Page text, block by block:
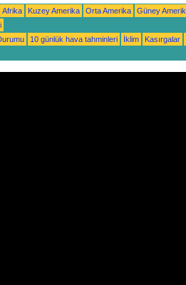
Afrika Kuzey Amerika Orta Amerika
Güney
10 günlük hava tahminleri İklim
Kasırgalar